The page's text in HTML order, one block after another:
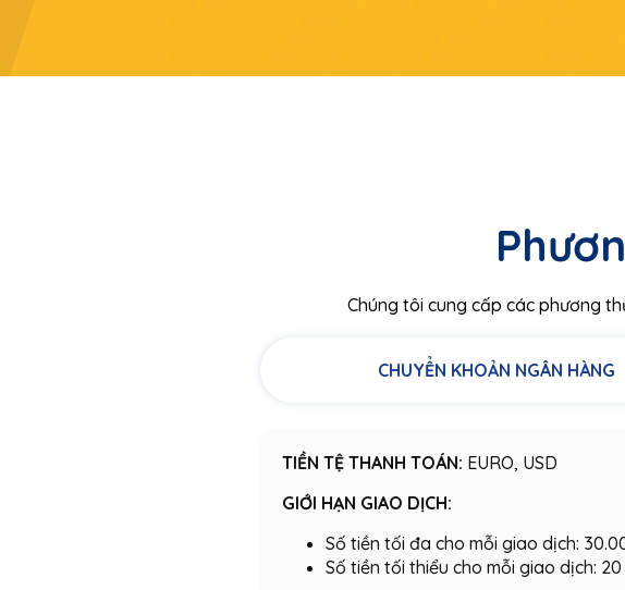
Chúng tôi cung cấp các phương
CHUYỂN KHOẢN NGÂN HÀNG
TIỀN TỆ THANH TOÁN: EURO, USD
GIỚI HẠN GIAO DỊCH:
Số tiền tối đa cho mỗi giao dịch:
Số tiền tối thiểu cho mỗi giao dịch: